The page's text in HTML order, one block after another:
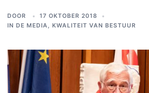
DOOR
17 OKTOBER 2018
IN DE MEDIA, KWALITEIT VAN BESTUUR